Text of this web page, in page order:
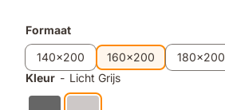
Extra
producten
Formaat
140x200
160x200 180x200
Kleur - Licht Grijs